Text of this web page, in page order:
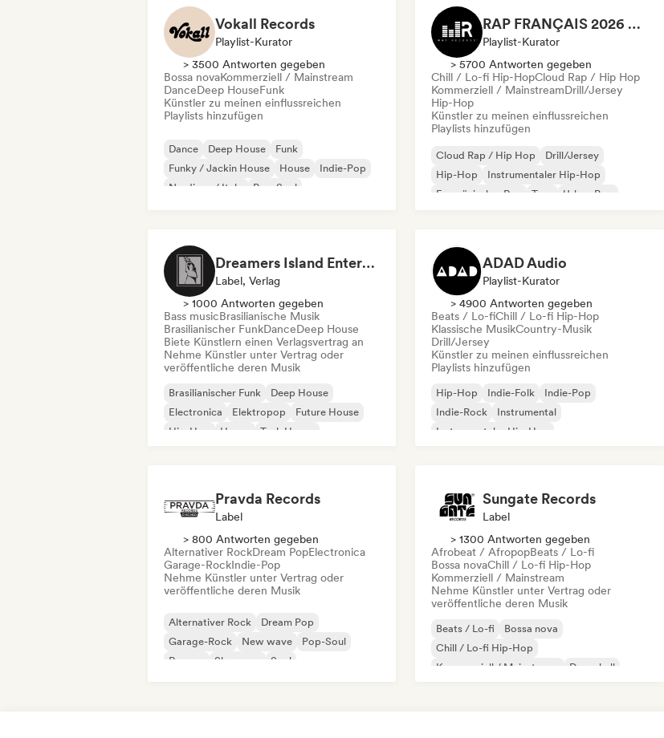
Vokall Records
Playlist-Kurator
> 3500 Antworten gegeben
Bossa novaKommerziell / Mainstream
DanceDeep HouseFunk
Künstler zu meinen einflussreichen
Playlists hinzufügen
Dance Deep House
Funk
Funky / Jackin House
House
Indie-Pop
Nu-disco / Italo
Pop-Soul
RAP FRANÇAIS 2026 🔥🇫🇷 (Way Records)
Playlist-Kurator
> 5700 Antworten gegeben
Chill / Lo-fi Hip-HopCloud Rap / Hip Hop
Kommerziell / MainstreamDrill/Jersey
Hip-Hop
Künstler zu meinen einflussreichen
Playlists hinzufügen
Cloud Rap / Hip Hop
Drill/Jersey
Hip-Hop
Instrumentaler Hip-Hop
Französischer Rap
Trap
Urban Pop
Dreamers Island Entertainment
Label, Verlag
> 1000 Antworten gegeben
Bass musicBrasilianische Musik
Brasilianischer FunkDanceDeep House
Biete Künstlern einen Verlagsvertrag an
Nehme Künstler unter Vertrag oder
veröffentliche deren Musik
Brasilianischer Funk
Deep House
Electronica
Elektropop
Future House
Hip-Hop
House Tech House
ADAD Audio
Playlist-Kurator
> 4900 Antworten gegeben
Beats / Lo-fiChill / Lo-fi Hip-Hop
Klassische MusikCountry-Musik
Drill/Jersey
Künstler zu meinen einflussreichen
Playlists hinzufügen
Hip-Hop Indie-Folk
Indie-Pop
Indie-Rock
Instrumental
Instrumentaler Hip-Hop
Pravda Records
Label
> 800 Antworten gegeben
Alternativer RockDream PopElectronica
Garage-RockIndie-Pop
Nehme Künstler unter Vertrag oder
veröffentliche deren Musik
Alternativer Rock
Dream Pop
Garage-Rock
New wave
Pop-Soul
Reggae
Shoegaze Soul
Sungate Records
Label
> 1300 Antworten gegeben
Afrobeat / AfropopBeats / Lo-fi
Bossa novaChill / Lo-fi Hip-Hop
Kommerziell / Mainstream
Nehme Künstler unter Vertrag oder
veröffentliche deren Musik
Beats / Lo-fi
Bossa nova
Chill / Lo-fi Hip-Hop
Kommerziell / Mainstream
Dancehall